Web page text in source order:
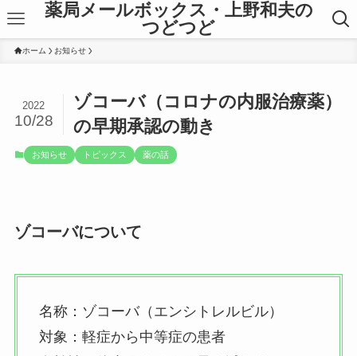
薬局メールボックス・上野和夫の
つどつど
ホーム お知らせ
ゾコーバ（コロナの内服治療薬）
の早期承認の動き
2022
10/28
お知らせ トピックス 薬の話
ゾコーバについて
名称：ゾコーバ（エンシトレルビル）
対象：軽症から中等症の患者